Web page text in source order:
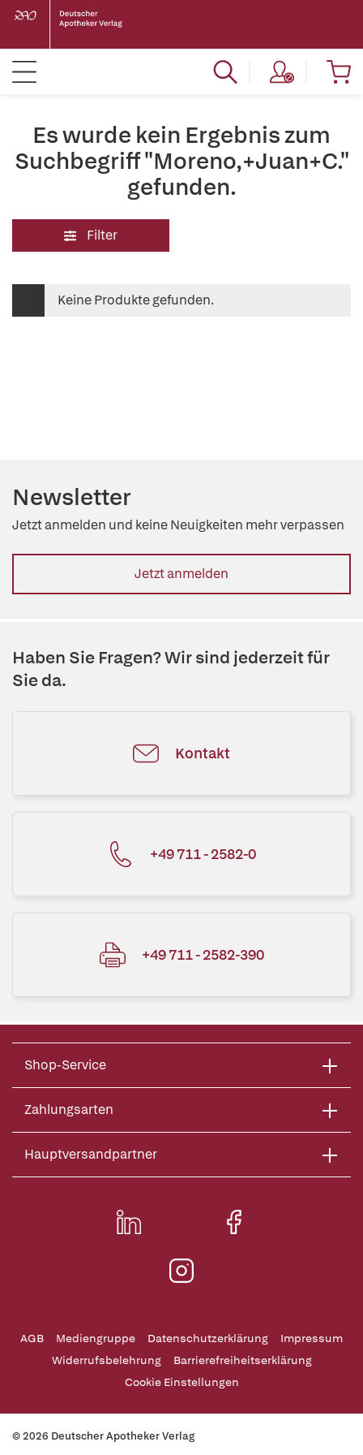
Es wurde kein Ergebnis zum
Suchbegriff "Moreno,+Juan+C."
gefunden.
Filter
Keine Produkte gefunden.
Newsletter
Jetzt anmelden und keine Neuigkeiten mehr verpassen
Jetzt anmelden
Haben Sie Fragen? Wir sind jederzeit für
Sie da.
Kontakt
+49 711 - 2582-0
+49 711 - 2582-390
Shop-Service
Zahlungsarten
Hauptversandpartner
AGB Mediengruppe Datenschutzerklärung
Impressum
Widerrufsbelehrung
Barrierefreiheitserklärung
Cookie Einstellungen
© 2026 Deutscher Apotheker Verlag